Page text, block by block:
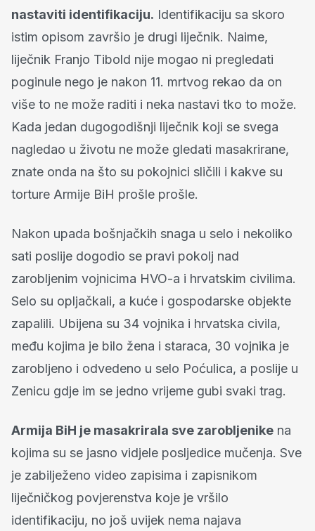
nastaviti identifikaciju. Identifikaciju sa skoro
istim opisom završio je drugi liječnik. Naime,
liječnik Franjo Tibold nije mogao ni pregledati
poginule nego je nakon 11. mrtvog rekao da on
više to ne može raditi i neka nastavi tko to može.
Kada jedan dugogodišnji liječnik koji se svega
nagledao u životu ne može gledati masakrirane,
znate onda na što su pokojnici sličili i kakve su
torture Armije BiH prošle prošle.
Nakon upada bošnjačkih snaga u selo i nekoliko
sati poslije dogodio se pravi pokolj nad
zarobljenim vojnicima HVO-a i hrvatskim civilima.
Selo su opljačkali, a kuće i gospodarske objekte
zapalili. Ubijena su 34 vojnika i hrvatska civila,
među kojima je bilo žena i staraca, 30 vojnika je
zarobljeno i odvedeno u selo Poćulica, a poslije u
Zenicu gdje im se jedno vrijeme gubi svaki trag.
Armija BiH je masakrirala sve zarobljenike na
kojima su se jasno vidjele posljedice mučenja. Sve
je zabilježeno video zapisima i zapisnikom
liječničkog povjerenstva koje je vršilo
identifikaciju, no još uvijek nema najava